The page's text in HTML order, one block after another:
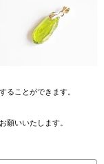
ることができます。
願いいたします。